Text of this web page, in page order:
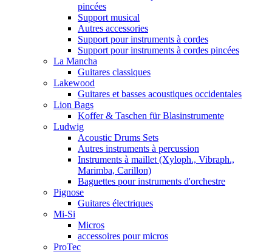
pincées
Support musical
Autres accessories
Support pour instruments à cordes
Support pour instruments à cordes pincées
La Mancha
Guitares classiques
Lakewood
Guitares et basses acoustiques occidentales
Lion Bags
Koffer & Taschen für Blasinstrumente
Ludwig
Acoustic Drums Sets
Autres instruments à percussion
Instruments à maillet (Xyloph., Vibraph.,
Marimba, Carillon)
Baguettes pour instruments d'orchestre
Pignose
Guitares électriques
Mi-Si
Micros
accessoires pour micros
ProTec